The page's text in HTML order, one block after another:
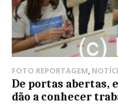
FOTO REPORTAGEM
De portas abertas,
dão a conhecer